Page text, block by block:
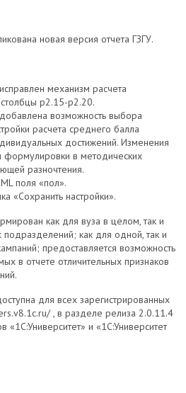
новая версия отчета ГЗГУ.
механизм расчета
столбцы р2.15-р2.20.
возможность выбора
расчета среднего балла
достижений. Изменения
формулировки в методических
разночтения.
поля «пол».
«Сохранить настройки».
как для вуза в целом, так и
подразделений; как для одной, так и
предоставляется возможность
в отчете отличительных признаков
для всех зарегистрированных
, в разделе релиза 2.0.11.4
и «1С:Университет